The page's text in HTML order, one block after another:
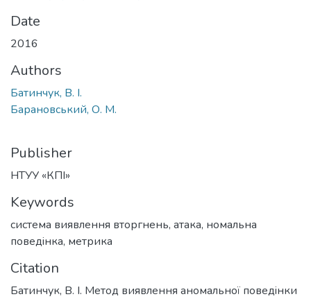
Date
2016
Authors
Батинчук, В. I.
Барановський, О. М.
Publisher
НТУУ «КПІ»
Keywords
система виявлення вторгнень, атака, номальна
поведiнка, метрика
Citation
Батинчук, В. I. Метод виявлення аномальної поведiнки